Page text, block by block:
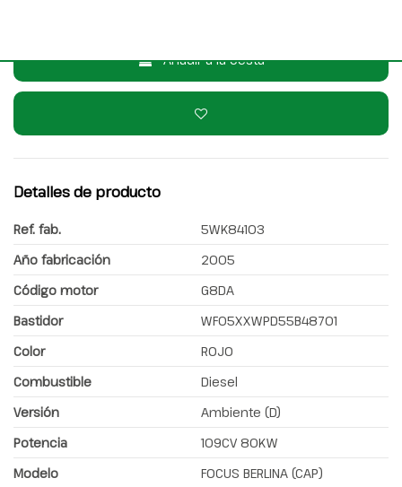
Añadir a la cesta
Detalles de producto
Ref. fab.
5WK84103
Año fabricación
2005
Código motor
G8DA
Bastidor
WF05XXWPD55B48701
Color
ROJO
Combustible
Diesel
Versión
Ambiente (D)
Potencia
109CV 80KW
Modelo
FOCUS BERLINA (CAP)